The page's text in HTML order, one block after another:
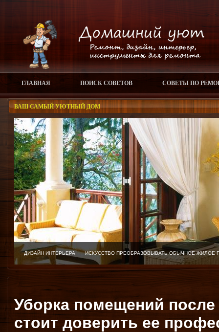
ГЛАВНАЯ ПОИСК СОВЕТОВ СОВЕТЫ ПО
ВАШ САМЫЙ УЮТНЫЙ ДОМ
ДИЗАЙН ИНТЕРЬЕРА ИСКУССТВО ПРЕОБРАЗОВЫВАТЬ ОБЫЧНОЕ
Уборка помещений
стоит доверить ее